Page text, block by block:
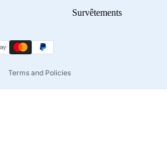
Survêtements
Terms and Policies
Legal notice